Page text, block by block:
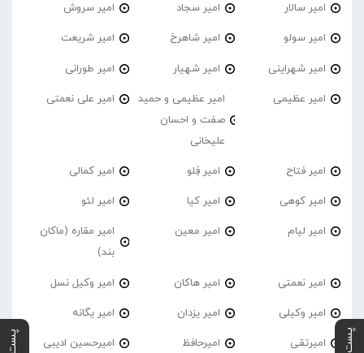
امیر سالار امیر سجاد امیر سروش
امیر سولو امیر شاهرخ امیر شریعت
امیر شهراینی امیر شهیار امیر طورانی
امیر عظیمی
امیر عظیمی و حمید
صفت و احسان
علیخانی
امیر علی نعمتی
امیر فتاح امیر فِلو امیر کمالی
امیر کوهی امیر کیا امیر لئو
امیر لیام امیر معین
امیر مقاره (ماکان
بند)
امیر نعمتی امیر هاکان امیر وکیل نسل
امیر وکیلی امیر یزدان امیر یگانه
امیرتقی امیرحافظ امیرحسین ادیبی